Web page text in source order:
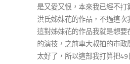
是又愛又恨，本來我已經不打
洪氏姊妹花的作品，不過這次
這對姊妹花的作品我就是想要
的演技，之前車大叔拍的市政
太好了，所以這部我打算把